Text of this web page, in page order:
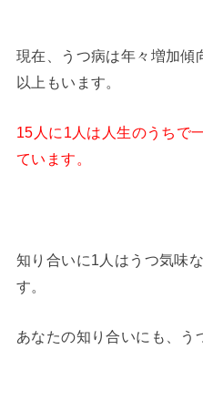
現在、うつ病は年々増加傾
以上もいます。
15人に1人は人生のうちで
ています。
知り合いに1人はうつ気味
す。
あなたの知り合いにも、う